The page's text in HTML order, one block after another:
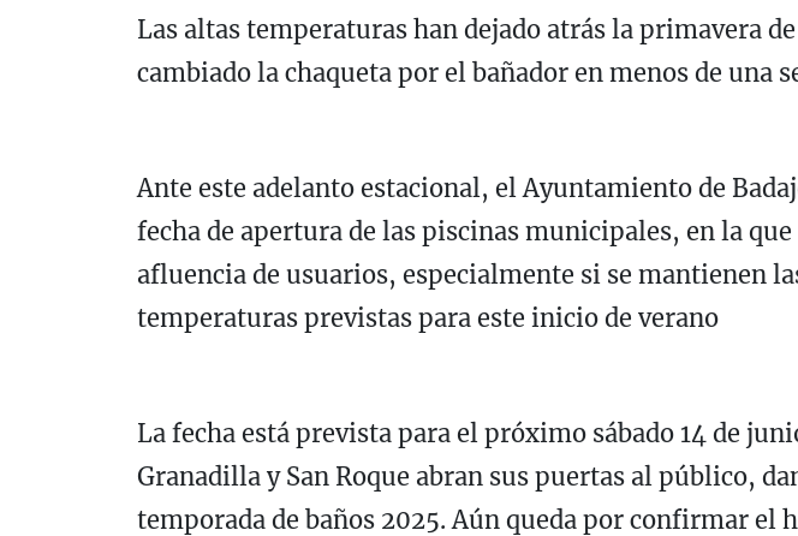
Las altas temperaturas han dejado atrás la primavera
cambiado la chaqueta por el bañador en menos de una
Ante este adelanto estacional, el Ayuntamiento de
fecha de apertura de las piscinas municipales, en la que
afluencia de usuarios, especialmente si se mantienen
temperaturas previstas para este inicio de verano
La fecha está prevista para el próximo sábado 14 de
Granadilla y San Roque abran sus puertas al público,
temporada de baños 2025. Aún queda por confirmar el